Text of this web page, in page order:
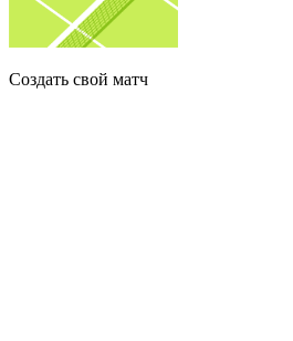
Создать свой матч